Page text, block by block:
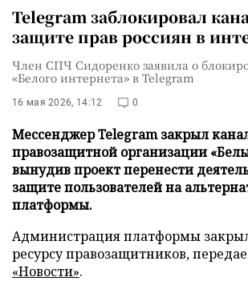
Telegram заблокировал
защите прав россиян в
Член СПЧ Сидоренко заявила о
«Белого интернета» в Telegram
16 мая 2026, 14:12 0
Мессенджер Telegram закрыл
правозащитной организации
вынудив проект перенести
защите пользователей на
платформы.
Администрация платформы
ресурсу правозащитников,
«Новости».